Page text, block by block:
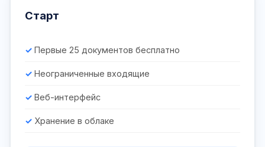
Старт
Первые 25 документов бесплатно
Неограниченные входящие
Веб-интерфейс
Хранение в облаке